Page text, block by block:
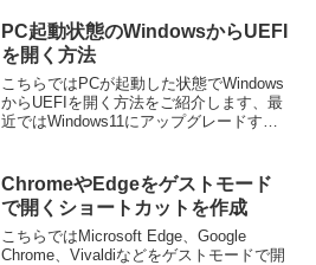
PC起動状態のWindowsからUEFI
を開く方法
こちらではPCが起動した状態でWindows
からUEFIを開く方法をご紹介します、最
近ではWindows11にアップグレードする
しょうか。
ChromeやEdgeをゲストモード
で開くショートカットを作成
こちらではMicrosoft Edge、Google
Chrome、Vivaldiなどをゲストモードで開